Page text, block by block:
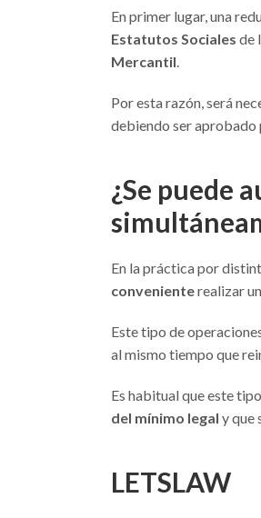
En primer lugar, una
Estatutos Sociales de
Mercantil.
Por esta razón, será
debiendo ser aprobado
¿Se puede
En la práctica por
convenienterealizar
Este tipo de
al mismo tiempo que
Es habitual que este
del mínimo legal y que
LETSLAW